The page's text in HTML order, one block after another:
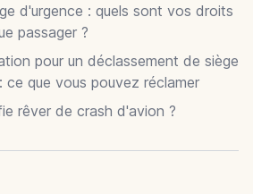
d'urgence : quels sont vos droits
passager ?
pour un déclassement de siège
ce que vous pouvez réclamer
rêver de crash d'avion ?